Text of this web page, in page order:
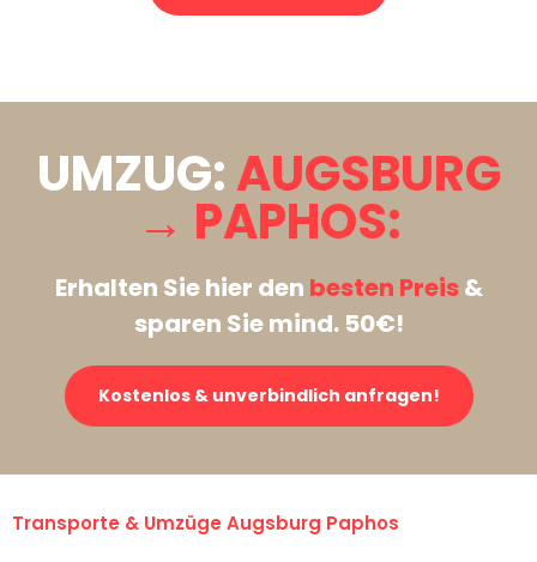
UMZUG:AUGSBURG
→ PAPHOS:
Erhalten Sie hier den besten Preis&
sparen Sie mind. 50€!
Kostenlos & unverbindlich anfragen!
Transporte & Umzüge Augsburg Paphos